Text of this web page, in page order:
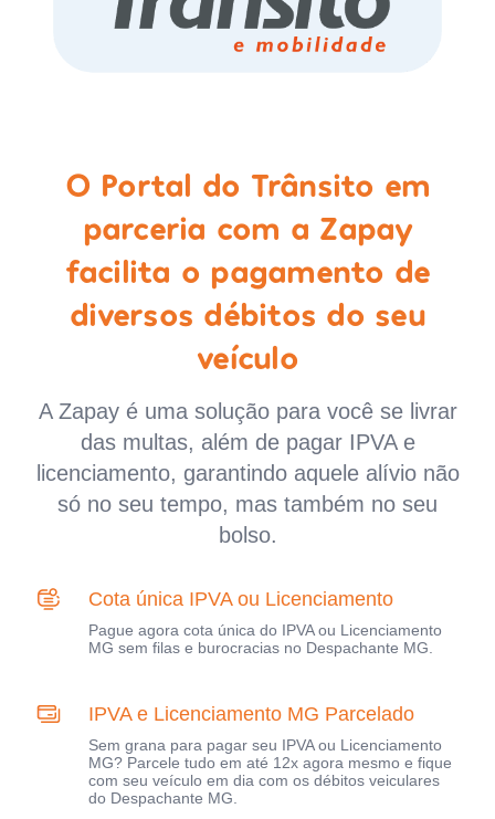
O Portal do Trânsito em
parceria com a Zapay
facilita o pagamento de
diversos débitos do seu
veículo
A Zapay é uma solução para você se livrar
das multas, além de pagar IPVA e
licenciamento, garantindo aquele alívio não
só no seu tempo, mas também no seu
bolso.
Cota única IPVA ou Licenciamento
Pague agora cota única do IPVA ou Licenciamento
MG sem filas e burocracias no Despachante MG.
IPVA e Licenciamento MG Parcelado
Sem grana para pagar seu IPVA ou Licenciamento
MG? Parcele tudo em até 12x agora mesmo e fique
com seu veículo em dia com os débitos veiculares
do Despachante MG.